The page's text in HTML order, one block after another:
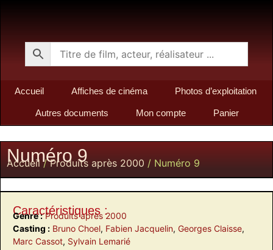
Accueil Affiches de cinéma Photos d’exploitation
Autres documents Mon compte Panier
Numéro 9
Accueil /Produits après 2000 / Numéro 9
Caractéristiques :
Genre : Produits après 2000
Casting : Bruno Choel, Fabien Jacquelin, Georges Claisse,
Marc Cassot, Sylvain Lemarié